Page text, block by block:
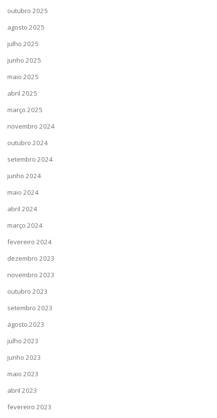
outubro 2025
agosto 2025
julho 2025
junho 2025
maio 2025
abril 2025
março 2025
novembro 2024
outubro 2024
setembro 2024
junho 2024
maio 2024
abril 2024
março 2024
fevereiro 2024
dezembro 2023
novembro 2023
outubro 2023
setembro 2023
agosto 2023
julho 2023
junho 2023
maio 2023
abril 2023
fevereiro 2023